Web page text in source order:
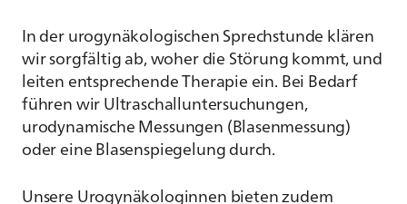
In der urogynäkologischen Sprechstunde klären
wir sorgfältig ab, woher die Störung kommt, und
leiten entsprechende Therapie ein. Bei Bedarf
führen wir Ultraschalluntersuchungen,
urodynamische Messungen (Blasenmessung)
oder eine Blasenspiegelung durch.
Unsere Urogynäkologinnen bieten zudem